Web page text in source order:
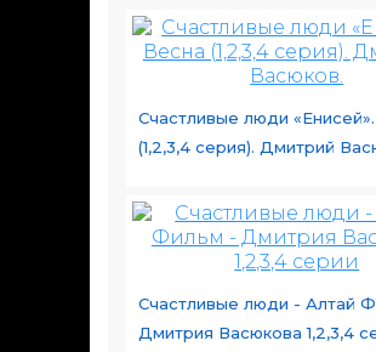
Счастливые люди
(1,2,3,4 серия). Дмитрий
Счастливые люди - Алтай
Дмитрия Васюкова 1,2,3,4